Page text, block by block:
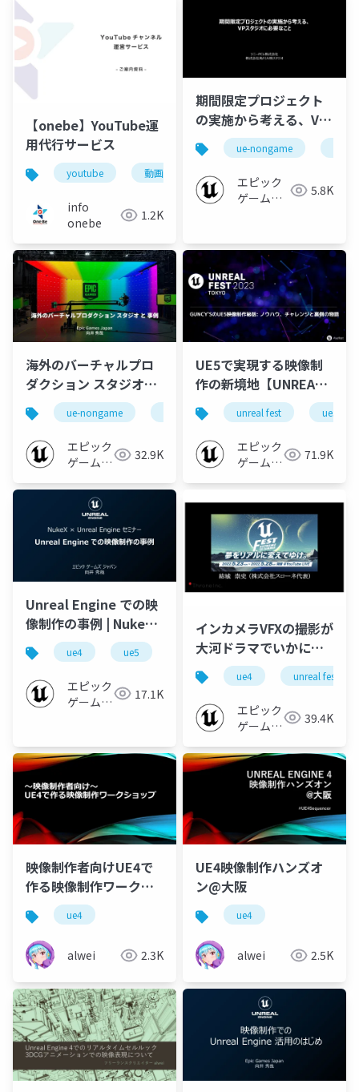
【onebe】YouTube運
用代行サービス
youtube 動画制作
info
onebe
1.2K
期間限定プロジェクト
の実施から考える、VP
スタジオに必要なこと
【Virtual Production
Deep Dive 2023】
ue-nongame
エピック
ゲームズ
5.8K
海外のバーチャルプロ
ダクション スタジオと
事例 【Virtual
Production Deep
Dive 2023】
ue-nongame
エピック
ゲームズ
32.9K
UE5で実現する映像制
作の新境地【UNREAL
FEST 2023 TOKYO】
unreal fest ue5
エピック
ゲームズ
71.9K
Unreal Engine での映
像制作の事例 | NukeX
× UnrealEngineセミ
ナー
ue4 ue5 ue-nongame
エピック
ゲームズ
17.1K
インカメラVFXの撮影が
大河ドラマでいかに実
現したか?そして今後の
この技術の可能性はい
かに?【UNREAL FEST
EXTREME '22
SUMMER】
ue4 unreal fest
エピック
ゲームズ
39.4K
映像制作者向けUE4で
作る映像制作ワークシ
ョップue4
alwei 2.3K
UE4映像制作ハンズオ
ン@大阪
ue4
alwei 2.5K